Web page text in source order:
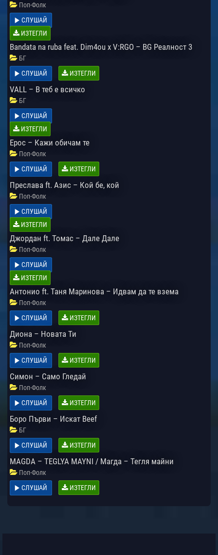
Поп-Фолк
СЛУШАЙ
ИЗТЕГЛИ
Bandata na ruba feat. Dim4ou x V:RGO – BG Реалност 3
БГ
СЛУШАЙ
ИЗТЕГЛИ
VALL – В теб е всичко
БГ
СЛУШАЙ
ИЗТЕГЛИ
Ерос – Кажи обичам те
Поп-Фолк
СЛУШАЙ
ИЗТЕГЛИ
Преслава ft. Азис – Кой бе, кой
Поп-Фолк
СЛУШАЙ
ИЗТЕГЛИ
Джордан ft. Томас – Дале Дале
Поп-Фолк
СЛУШАЙ
ИЗТЕГЛИ
Антонио ft. Таня Маринова – Идвам да те взема
Поп-Фолк
СЛУШАЙ
ИЗТЕГЛИ
Диона – Новата Ти
Поп-Фолк
СЛУШАЙ
ИЗТЕГЛИ
Симон – Само Гледай
Поп-Фолк
СЛУШАЙ
ИЗТЕГЛИ
Боро Първи – Искат Beef
БГ
СЛУШАЙ
ИЗТЕГЛИ
MAGDA – TEGLYA MAYNI / Магда – Тегля майни
Поп-Фолк
СЛУШАЙ
ИЗТЕГЛИ